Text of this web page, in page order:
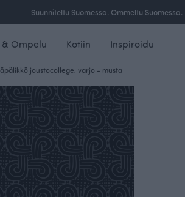
Ilmainen toimitus yli 100 € tilauksille Suomessa.
Ompelu Kotiin Inspiroidu
joustocollege, varjo - musta